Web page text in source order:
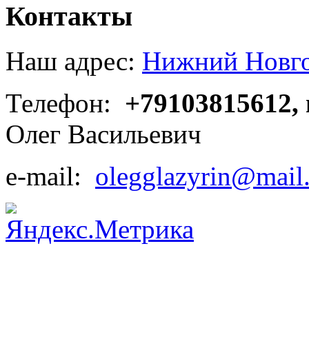
Контакты
Наш адрес: Нижний
Телефон:
Олег Васильевич
e-mail: